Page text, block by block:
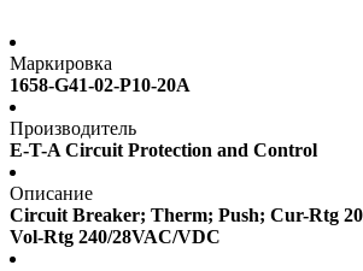
Маркировка
1658-G41-02-P10-20A
Производитель
E-T-A Circuit Protection and Control
Описание
Circuit Breaker; Therm; Push; Cur-Rtg
Vol-Rtg 240/28VAC/VDC